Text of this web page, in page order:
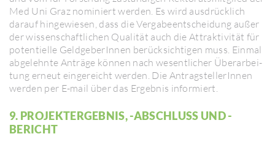
Med Uni Graz nomi­niert werden. Es wird ausdrücklich
darauf hinge­wiesen, dass die Verga­be­ent­schei­dung außer
der wissen­schaft­li­chen Qualität auch die Attrak­ti­vität für
poten­ti­elle Geld­ge­be­rInnen berücksich­tigen muss. Einmal
abge­lehnte Anträge können nach wesent­li­cher Überar­bei­
tung erneut einge­reicht werden. Die Antrag­stel­le­rInnen
werden per E-mail über das Ergebnis infor­miert.
9. PROJEKT­ER­GEBNIS, -ABSCHLUSS UND -
BERICHT